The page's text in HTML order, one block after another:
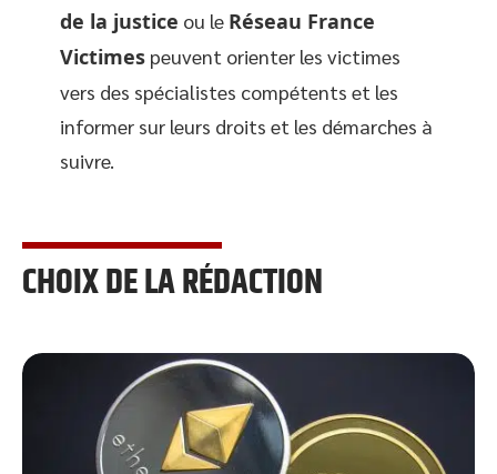
de la justice ou le Réseau France
Victimes peuvent orienter les victimes
vers des spécialistes compétents et les
informer sur leurs droits et les démarches à
suivre.
CHOIX DE LA RÉDACTION